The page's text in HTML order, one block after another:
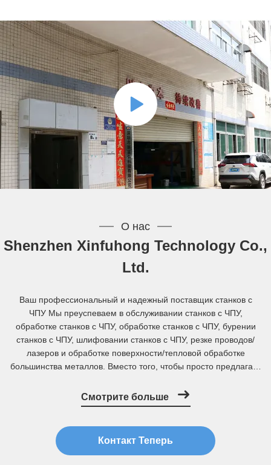
О нас
Shenzhen Xinfuhong Technology Co.,
Ltd.
Ваш профессиональный и надежный поставщик станков с
ЧПУ Мы преуспеваем в обслуживании станков с ЧПУ,
обработке станков с ЧПУ, обработке станков с ЧПУ, бурении
станков с ЧПУ, шлифовании станков с ЧПУ, резке проводов/
лазеров и обработке поверхности/тепловой обработке
большинства металлов. Вместо того, чтобы просто предлагать
по обработке и технические решения для удовлетворения
ваших конечных потребностей. Мы уделяем пристальное
Смотрите больше
Контакт Теперь